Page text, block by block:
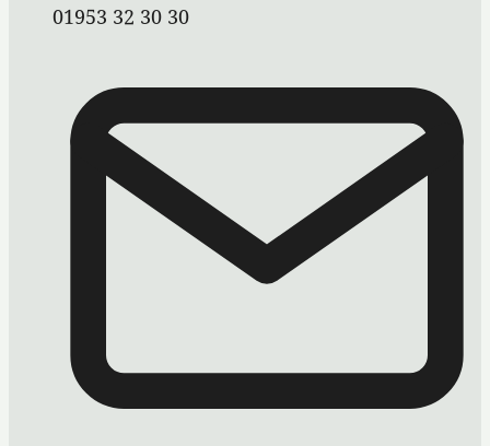
01953 32 30 30